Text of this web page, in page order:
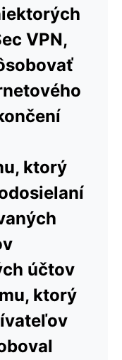
VPN,
ktorý
účtov
ktorý